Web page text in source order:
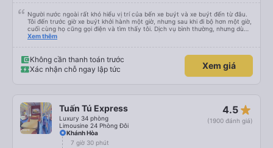
Người nước ngoài rất khó hiểu vị trí của bến xe buýt và xe buýt đến từ đâu.
Tôi đến trước giờ xe buýt khởi hành một giờ, nhưng sau khi đi bộ hơn một giờ,
cuối cùng họ cũng gọi điện và tìm thấy tôi. Dịch vụ bình thường, nhưng dù
sao thì tôi ngủ ngon hơn ở khách sạn vì tôi rất thoải mái. Sẽ tuyệt hơn nếu
Xem thêm
Không cần thanh toán trước
Xác nhận chỗ ngay lập tức
Xem giá
Tuấn Tú Express
Luxury 34 phòng
Limousine 24 Phòng Đôi
4.5 star_rate
(1900 đánh giá)
Khánh Hòa
7 giờ 30 phút